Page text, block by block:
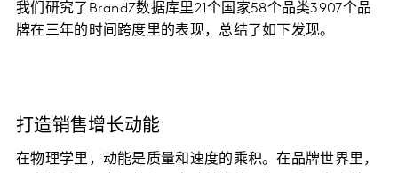
我们研究了BrandZ数据库里21个国家58个品类3907个品
牌在三年的时间跨度里的表现，总结了如下发现。
打造销售增长动能
在物理学里，动能是质量和速度的乘积。在品牌世界里，